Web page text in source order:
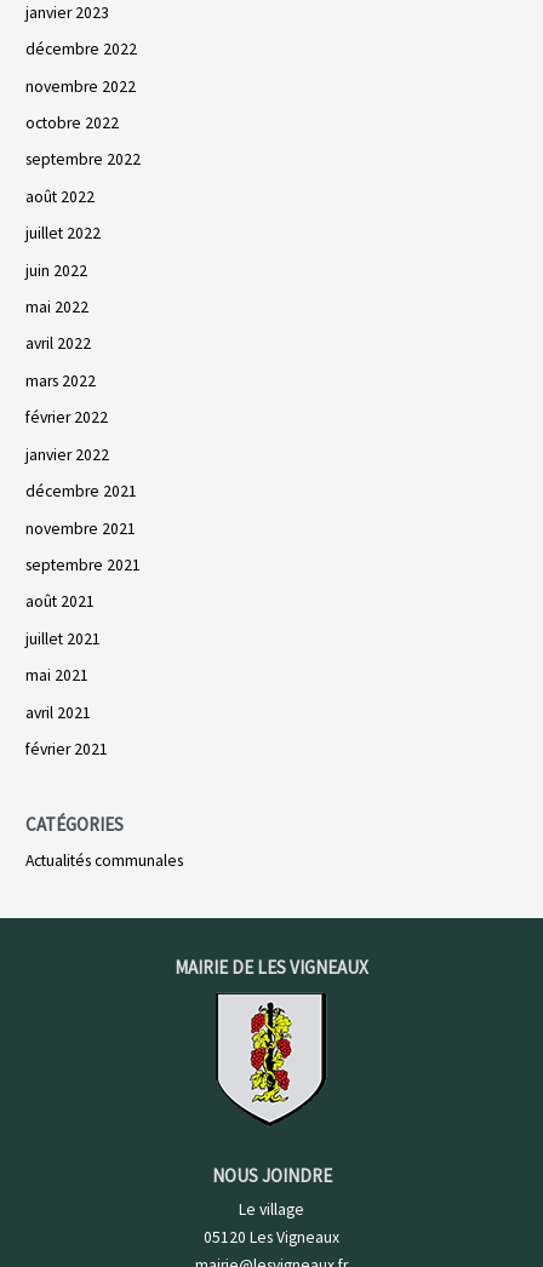
janvier 2023
décembre 2022
novembre 2022
octobre 2022
septembre 2022
août 2022
juillet 2022
juin 2022
mai 2022
avril 2022
mars 2022
février 2022
janvier 2022
décembre 2021
novembre 2021
septembre 2021
août 2021
juillet 2021
mai 2021
avril 2021
février 2021
CATÉGORIES
Actualités communales
MAIRIE DE LES VIGNEAUX
NOUS JOINDRE
Le village
05120 Les Vigneaux